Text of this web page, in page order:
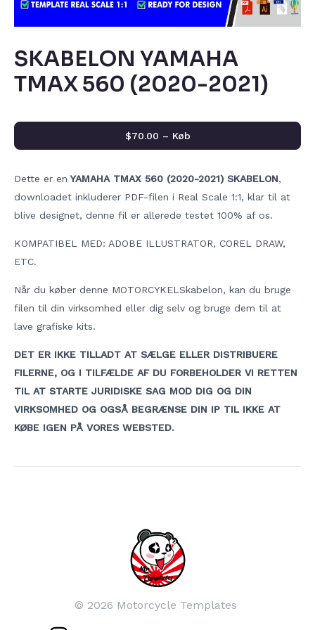
SKABELON YAMAHA
TMAX 560 (2020-2021)
Dette er en YAMAHA TMAX 560 (2020-2021) SKABELON,
downloadet inkluderer PDF-filen i Real Scale 1:1, klar til at
blive designet, denne fil er allerede testet 100% af os.
KOMPATIBEL MED: ADOBE ILLUSTRATOR, COREL DRAW,
ETC.
Når du køber denne MOTORCYKELSkabelon, kan du bruge
filen til din virksomhed eller dig selv og bruge dem til at
lave grafiske kits.
DET ER IKKE TILLADT AT SÆLGE ELLER DISTRIBUERE
FILERNE, OG I TILFÆLDE AF DU FORBEHOLDER VI RETTEN
TIL AT STARTE JURIDISKE SAG MOD DIG OG DIN
VIRKSOMHED OG OGSÅ BEGRÆNSE DIN IP TIL IKKE AT
KØBE IGEN PÅ VORES WEBSTED.
$70.00 – Køb
© 2026 Motorcycle Templates